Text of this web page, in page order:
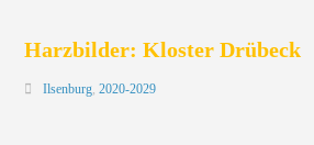
Harzbilder: Kloster Drübeck
Ilsenburg,2020-2029